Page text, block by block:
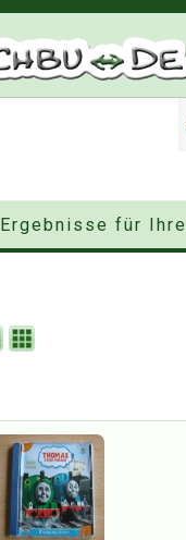
Ergebnisse für